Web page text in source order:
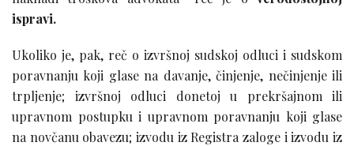
ispravi.
Ukoliko je, pak, reč o izvršnoj sudskoj odluci i sudskom
poravnanju koji glase na davanje, činjenje, nečinjenje ili
trpljenje; izvršnoj odluci donetoj u prekršajnom ili
upravnom postupku i upravnom poravnanju koji glase
na novčanu obavezu; izvodu iz Registra zaloge i izvodu iz